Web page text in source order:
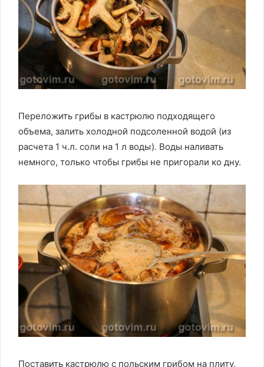
Переложить грибы в кастрюлю подходящего
объема, залить холодной подсоленной водой (из
расчета 1 ч.л. соли на 1 л воды). Воды наливать
немного, только чтобы грибы не пригорали ко дну.
Поставить кастрюлю с польским грибом на плиту,